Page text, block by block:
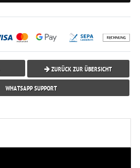
ZURÜCK ZUR ÜBERSICHT
WHATSAPP SUPPORT